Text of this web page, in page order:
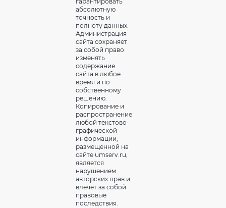
абсолютную
точность и
полноту данных.
Администрация
сайта сохраняет
за собой право
изменять
содержание
сайта в любое
время и по
собственному
решению.
Копирование и
распространение
любой текстово-
графической
информации,
размещенной на
сайте umserv.ru,
является
нарушением
авторских прав и
влечет за собой
правовые
последствия.